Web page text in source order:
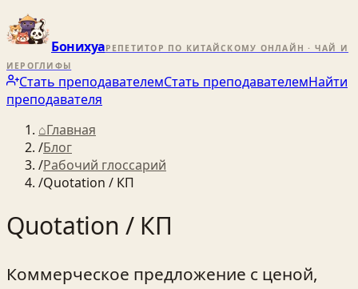
БонихуаРЕПЕТИТОР ПО КИТАЙСКОМУ ОНЛАЙН · ЧАЙ И
ИЕРОГЛИФЫ
Стать преподавателемСтать преподавателемНайти
преподавателя
⌂Главная
/Блог
/Рабочий глоссарий
/Quotation / КП
Quotation / КП
Коммерческое предложение с ценой,